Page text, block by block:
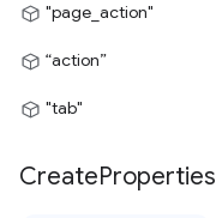
"page_action"
“action”
"tab"
CreateProperties